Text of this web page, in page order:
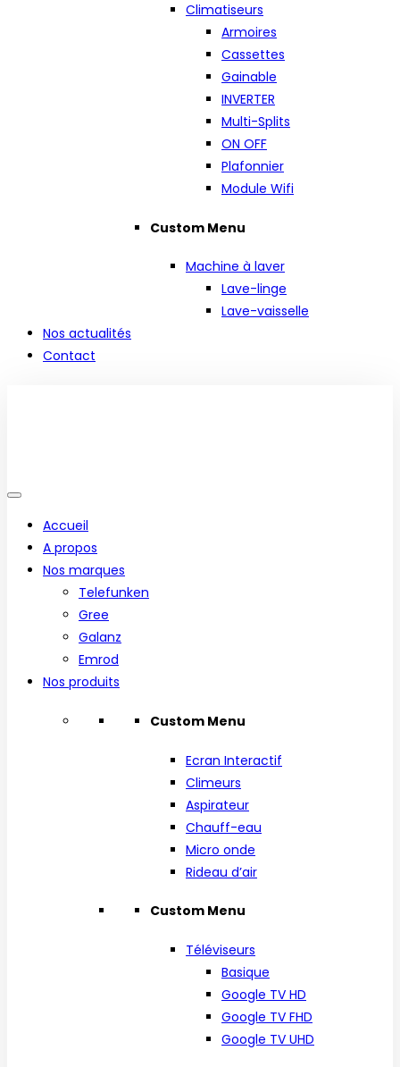
Climatiseurs
Armoires
Cassettes
Gainable
INVERTER
Multi-Splits
ON OFF
Plafonnier
Module Wifi
Custom Menu
Machine à laver
Lave-linge
Lave-vaisselle
Nos actualités
Contact
Accueil
A propos
Nos marques
Telefunken
Gree
Galanz
Emrod
Nos produits
Custom Menu
Ecran Interactif
Climeurs
Aspirateur
Chauff-eau
Micro onde
Rideau d’air
Custom Menu
Téléviseurs
Basique
Google TV HD
Google TV FHD
Google TV UHD